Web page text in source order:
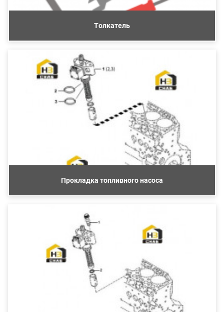
Толкатель
Прокладка топливного насоса